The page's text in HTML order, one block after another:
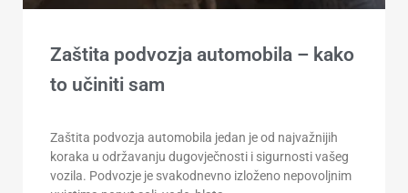
Zaštita podvozja automobila – kako
to učiniti sam
Zaštita podvozja automobila jedan je od najvažnijih
koraka u održavanju dugovječnosti i sigurnosti vašeg
vozila. Podvozje je svakodnevno izloženo nepovoljnim